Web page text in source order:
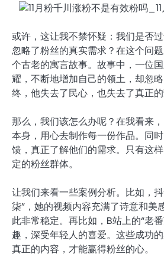
或许，这让我不禁怀疑：我们是否
忽略了粉丝的真实需求？在这个问
个古老的寓言故事。故事中，一位
耀，不断地增加自己的领土，却忽
终，他失去了民心，也失去了真正的
那么，我们该怎么办呢？在我看来
本身，用心去制作每一份作品。同
馈，真正了解他们的需求。只有这
定的粉丝群体。
让我们来看一些案例分析。比如，
柒”，她的视频内容充满了诗意和美
此非常稳定。再比如，B站上的“老
趣，深受年轻人的喜爱。这些成功
真正的内容，才能赢得粉丝的心。